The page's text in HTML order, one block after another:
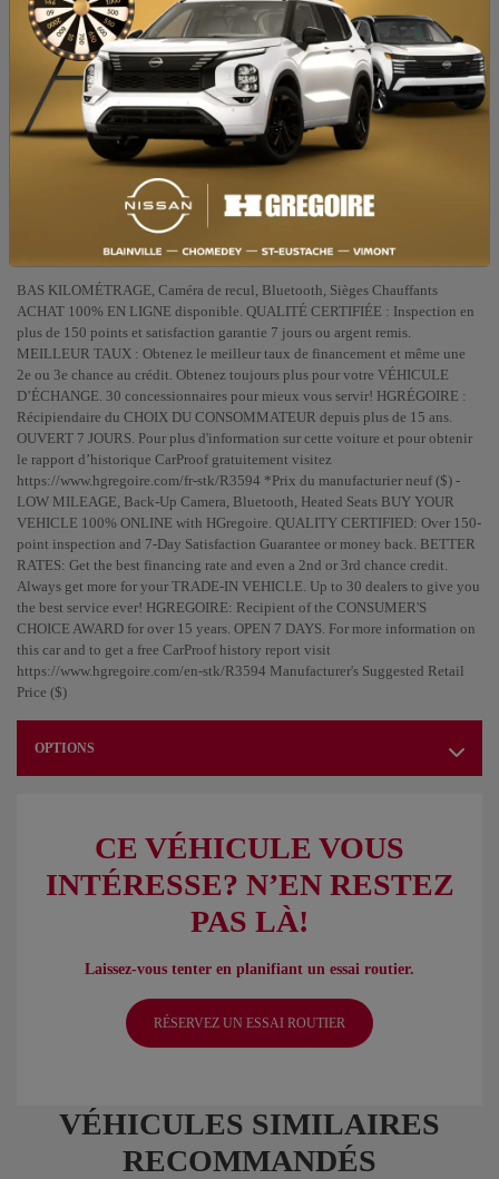
COULEUR EXTÉRIEUR : Bleu (YP5)
PORTES :
COULEUR INTÉRIEUR: Noir
PASSAGERS :
NUMÉRO DE STOCK :
KMHLM4AG7NU340620
BAS KILOMÉTRAGE, Caméra de recul, Bluetooth, Sièges Chauffants
ACHAT 100% EN LIGNE disponible. QUALITÉ CERTIFIÉE : Inspection en
plus de 150 points et satisfaction garantie 7 jours ou argent remis.
MEILLEUR TAUX : Obtenez le meilleur taux de financement et même une
2e ou 3e chance au crédit. Obtenez toujours plus pour votre VÉHICULE
D’ÉCHANGE. 30 concessionnaires pour mieux vous servir! HGRÉGOIRE :
Récipiendaire du CHOIX DU CONSOMMATEUR depuis plus de 15 ans.
OUVERT 7 JOURS. Pour plus d'information sur cette voiture et pour obtenir
le rapport d’historique CarProof gratuitement visitez
https://www.hgregoire.com/fr-stk/R3594 *Prix du manufacturier neuf ($) -
LOW MILEAGE, Back-Up Camera, Bluetooth, Heated Seats BUY YOUR
VEHICLE 100% ONLINE with HGregoire. QUALITY CERTIFIED: Over 150-
point inspection and 7-Day Satisfaction Guarantee or money back. BETTER
RATES: Get the best financing rate and even a 2nd or 3rd chance credit.
Always get more for your TRADE-IN VEHICLE. Up to 30 dealers to give you
the best service ever! HGREGOIRE: Recipient of the CONSUMER'S
CHOICE AWARD for over 15 years. OPEN 7 DAYS. For more information on
this car and to get a free CarProof history report visit
https://www.hgregoire.com/en-stk/R3594 Manufacturer's Suggested Retail
Price ($)
OPTIONS
CE VÉHICULE VOUS
INTÉRESSE? N’EN RESTEZ
PAS LÀ!
Laissez-vous tenter en planifiant un essai routier.
RÉSERVEZ UN ESSAI ROUTIER
VÉHICULES SIMILAIRES
RECOMMANDÉS